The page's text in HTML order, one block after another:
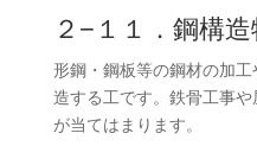
２−１１．鋼構
形鋼・鋼板等の鋼材の加
造する工です。鉄骨工事
が当てはまります。